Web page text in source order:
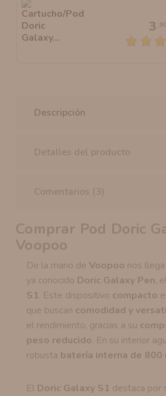
3
Descripción
Detalles del producto
Comentarios (3)
Comprar Pod Doric
Voopoo
De la mano de Voopoo nos
ya conocido Doric Galaxy Pen,
S1. Este dispositivo compacto
que buscan comodidad y
el rendimiento, gracias a su
peso reducido. En su interior
robusta batería interna de 800
El Doric Galaxy S1 destaca por